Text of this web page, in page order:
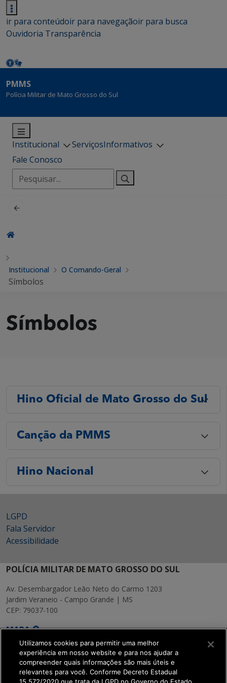
ir para conteúdoir para navegaçãoir para busca
Ouvidoria Transparência
PMMS
Polícia Militar de Mato Grosso do Sul
Institucional ServiçosInformativos
Fale Conosco
Pesquisar
por:
Institucional O Comando-Geral
Símbolos
Símbolos
Hino Oficial de Mato Grosso do Sul
Canção da PMMS
Hino Nacional
LGPD
Fala Servidor
Acessibilidade
POLÍCIA MILITAR DE MATO GROSSO DO SUL
Av. Desembargador Leão Neto do Carmo 1203
Jardim Veraneio - Campo Grande | MS
CEP: 79037-100
MAPA
Utilizamos cookies para permitir uma melhor
experiência em nosso website e para nos ajudar a
compreender quais informações são mais úteis e
relevantes para você. Conforme Decreto Estadual